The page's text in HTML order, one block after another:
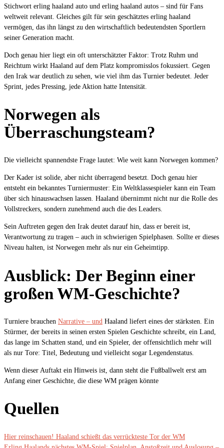
Stichwort erling haaland auto und erling haaland autos – sind für Fans
weltweit relevant. Gleiches gilt für sein geschätztes erling haaland
vermögen, das ihn längst zu den wirtschaftlich bedeutendsten Sportlern
seiner Generation macht.
Doch genau hier liegt ein oft unterschätzter Faktor: Trotz Ruhm und
Reichtum wirkt Haaland auf dem Platz kompromisslos fokussiert. Gegen
den Irak war deutlich zu sehen, wie viel ihm das Turnier bedeutet. Jeder
Sprint, jedes Pressing, jede Aktion hatte Intensität.
Norwegen als
Überraschungsteam?
Die vielleicht spannendste Frage lautet: Wie weit kann Norwegen kommen?
Der Kader ist solide, aber nicht überragend besetzt. Doch genau hier
entsteht ein bekanntes Turniermuster: Ein Weltklassespieler kann ein Team
über sich hinauswachsen lassen. Haaland übernimmt nicht nur die Rolle des
Vollstreckers, sondern zunehmend auch die des Leaders.
Sein Auftreten gegen den Irak deutet darauf hin, dass er bereit ist,
Verantwortung zu tragen – auch in schwierigen Spielphasen. Sollte er dieses
Niveau halten, ist Norwegen mehr als nur ein Geheimtipp.
Ausblick: Der Beginn einer
großen WM-Geschichte?
Turniere brauchen Narrative – und Haaland liefert eines der stärksten. Ein
Stürmer, der bereits in seinen ersten Spielen Geschichte schreibt, ein Land,
das lange im Schatten stand, und ein Spieler, der offensichtlich mehr will
als nur Tore: Titel, Bedeutung und vielleicht sogar Legendenstatus.
Wenn dieser Auftakt ein Hinweis ist, dann steht die Fußballwelt erst am
Anfang einer Geschichte, die diese WM prägen könnte
Quellen
Hier reinschauen! Haaland schießt das verrückteste Tor der WM